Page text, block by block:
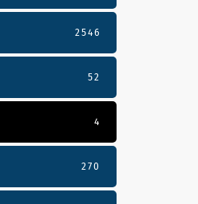
2546
52
4
270